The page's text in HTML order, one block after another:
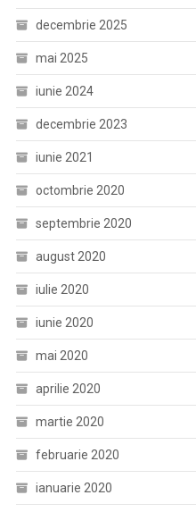
decembrie 2025
mai 2025
iunie 2024
decembrie 2023
iunie 2021
octombrie 2020
septembrie 2020
august 2020
iulie 2020
iunie 2020
mai 2020
aprilie 2020
martie 2020
februarie 2020
ianuarie 2020